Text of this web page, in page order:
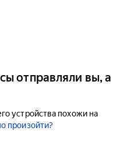
отправляли вы, а
устройства похожи на
произойти?